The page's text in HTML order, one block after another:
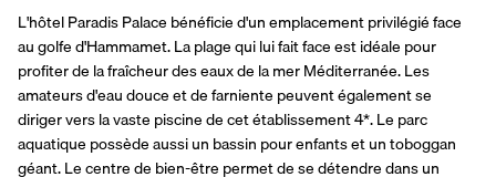
L'hôtel Paradis Palace bénéficie d'un emplacement privilégié face
au golfe d'Hammamet. La plage qui lui fait face est idéale pour
profiter de la fraîcheur des eaux de la mer Méditerranée. Les
amateurs d'eau douce et de farniente peuvent également se
diriger vers la vaste piscine de cet établissement 4*. Le parc
aquatique possède aussi un bassin pour enfants et un toboggan
géant. Le centre de bien-être permet de se détendre dans un